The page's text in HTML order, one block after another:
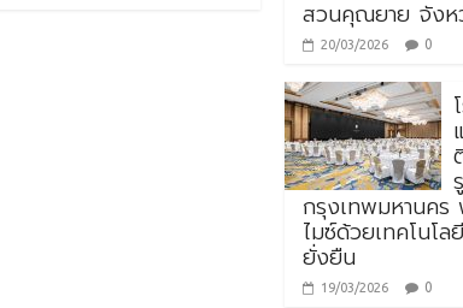
สวนคุณยาย จังห
20/03/2026 0
กรุงเทพมหานค
ไมซ์ด้วยเทคโนโ
ยั่งยืน
19/03/2026 0